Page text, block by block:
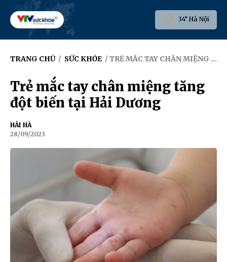
34° Hà Nội
TRANG CHỦ / SỨC KHỎE / TRẺ MẮC TAY CHÂN MIỆNG TĂNG ĐỘT BIẾN TẠI HẢI DƯƠNG
Trẻ mắc tay chân miệng tăng
đột biến tại Hải Dương
HẢI HÀ
28/09/2023